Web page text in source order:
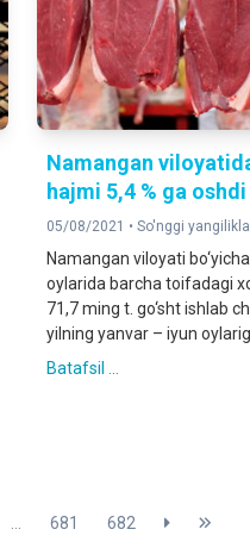
Namangan
hajmi 5,4 % ga oshdi
05/08/2021 • So'nggi
Namangan viloyati
oylarida barcha toifadagi
71,7 ming t. go‘sht ishlab
yilning yanvar – iyun
Batafsil ...
... 681 682